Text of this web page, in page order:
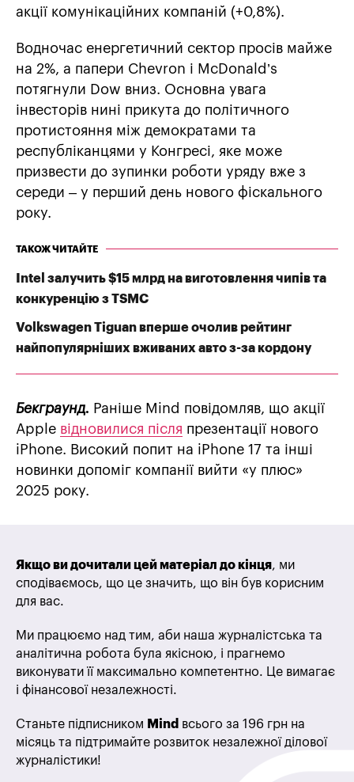
акції комунікаційних компаній (+0,8%).
Водночас енергетичний сектор просів майже
на 2%, а папери Chevron і McDonald’s
потягнули Dow вниз. Основна увага
інвесторів нині прикута до політичного
протистояння між демократами та
республіканцями у Конгресі, яке може
призвести до зупинки роботи уряду вже з
середи – у перший день нового фіскального
року.
ТАКОЖ ЧИТАЙТЕ
Intel залучить $15 млрд на виготовлення чипів та
конкуренцію з TSMC
Volkswagen Tiguan вперше очолив рейтинг
найпопулярніших вживаних авто з-за кордону
Бекграунд. Раніше Mind повідомляв, що акції
Apple відновилися після презентації нового
iPhone. Високий попит на iPhone 17 та інші
новинки допоміг компанії вийти «у плюс»
2025 року.
Якщо ви дочитали цей матеріал до кінця, ми
сподіваємось, що це значить, що він був корисним
для вас.
Ми працюємо над тим, аби наша журналістська та
аналітична робота була якісною, і прагнемо
виконувати її максимально компетентно. Це вимагає
і фінансової незалежності.
Станьте підписником Mind всього за 196 грн на
місяць та підтримайте розвиток незалежної ділової
журналістики!